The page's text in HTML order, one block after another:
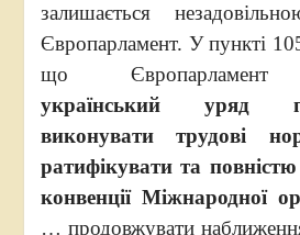
залишається
Європарламент. У пункті
що
український уряд
виконувати трудові
ратифікувати та
конвенції Міжнародної
… продовжувати